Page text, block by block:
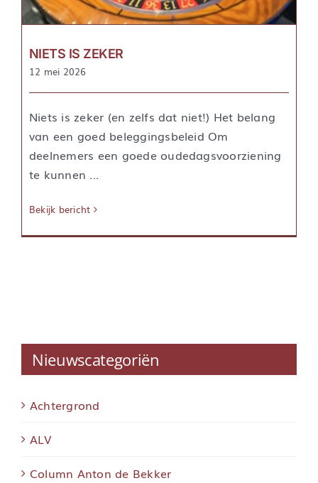
NIETS IS ZEKER
12 mei 2026
Niets is zeker (en zelfs dat niet!) Het belang
van een goed beleggingsbeleid Om
deelnemers een goede oudedagsvoorziening
te kunnen ...
Bekijk bericht
Nieuwscategoriën
Achtergrond
ALV
Column Anton de Bekker